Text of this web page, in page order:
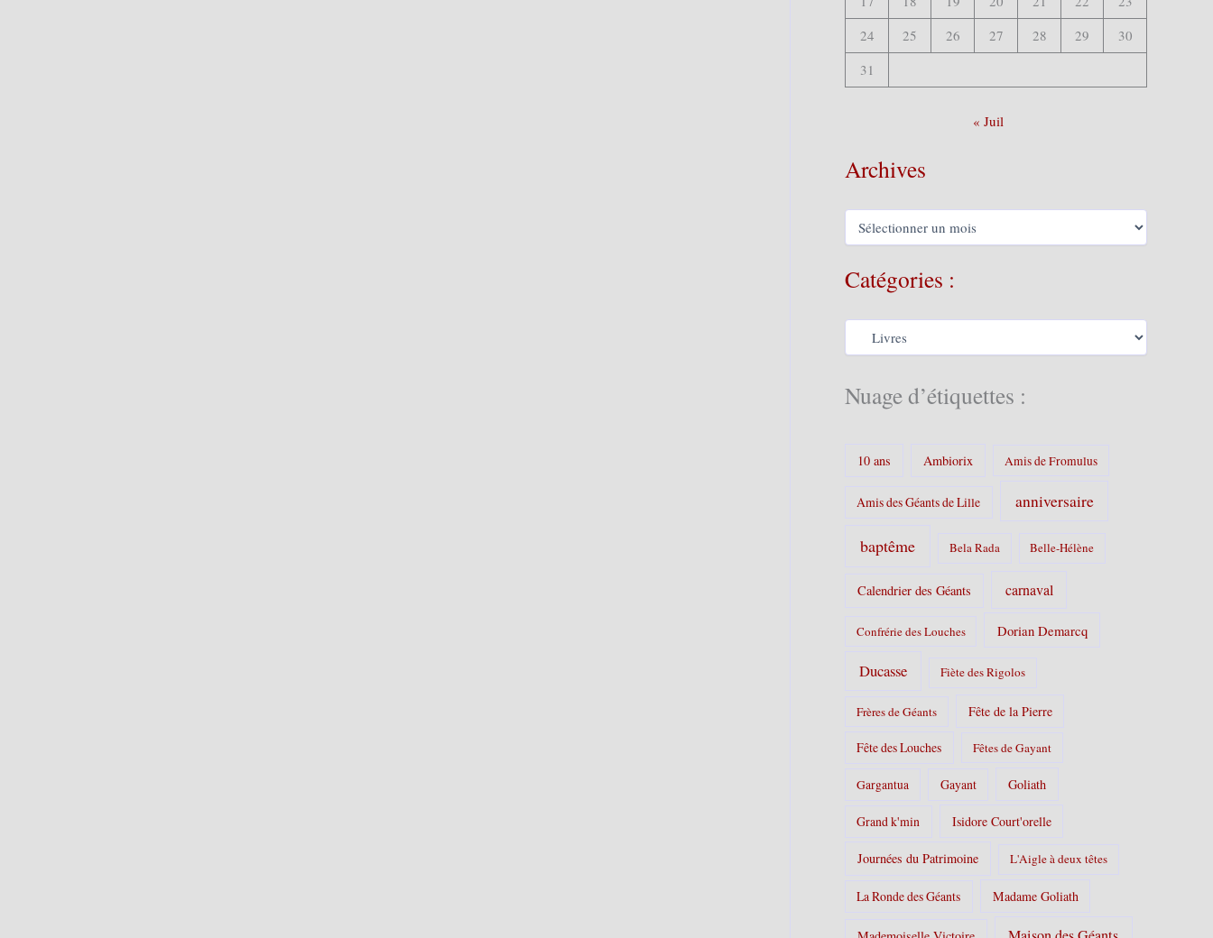
24
25 26 27 28 29
30
31
« Juil
Archives
A
h
i
e
Catégories :
C
g
Nuage d’étiquettes :
10 ans Ambiorix Amis de Fromulus
Amis des Géants de Lille anniversaire
baptême Bela Rada Belle-Hélène
Calendrier des Géants carnaval
Confrérie des Louches Dorian Demarcq
Ducasse Fiète des Rigolos
Frères de Géants Fête de la Pierre
Fête des Louches Fêtes de Gayant
Gargantua Gayant Goliath
Grand k'min Isidore Court'orelle
Journées du Patrimoine L'Aigle à deux têtes
La Ronde des Géants Madame Goliath